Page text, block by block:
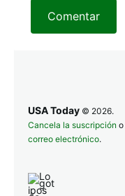
Comentar
USA Today © 2026.
Cancela la suscripción o
correo electrónico.